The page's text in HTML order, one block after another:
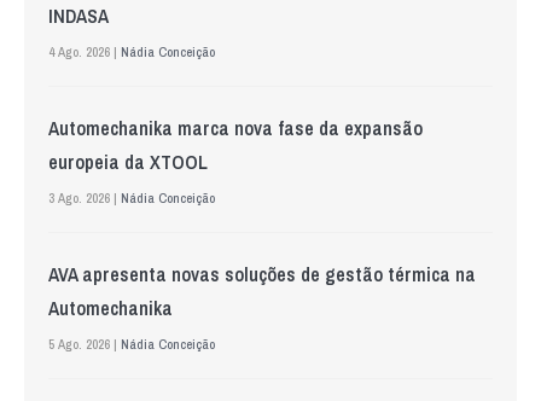
INDASA
4 Ago. 2026 | Nádia Conceição
Automechanika marca nova fase da expansão
europeia da XTOOL
3 Ago. 2026 | Nádia Conceição
AVA apresenta novas soluções de gestão térmica na
Automechanika
5 Ago. 2026 | Nádia Conceição